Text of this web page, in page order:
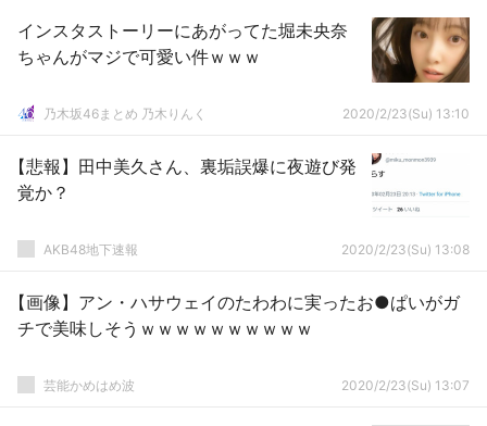
インスタストーリーにあがってた堀未央奈
ちゃんがマジで可愛い件ｗｗｗ
乃木坂46まとめ 乃木りんく 2020/2/23(Su) 13:10
【悲報】田中美久さん、裏垢誤爆に夜遊び発
覚か？
AKB48地下速報 2020/2/23(Su) 13:08
【画像】アン・ハサウェイのたわわに実ったお●ぱいがガ
チで美味しそうｗｗｗｗｗｗｗｗｗｗ
芸能かめはめ波 2020/2/23(Su) 13:07